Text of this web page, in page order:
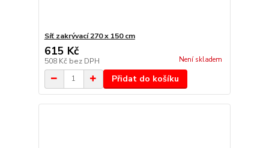
Síť zakrývací 270 x 150 cm
615 Kč
508 Kč bez DPH Není skladem
Přidat do košíku